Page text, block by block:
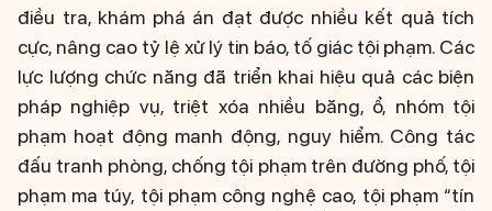
điều tra, khám phá án đạt được nhiều kết quả tích
cực, nâng cao tỷ lệ xử lý tin báo, tố giác tội phạm. Các
lực lượng chức năng đã triển khai hiệu quả các biện
pháp nghiệp vụ, triệt xóa nhiều băng, ổ, nhóm tội
phạm hoạt động manh động, nguy hiểm. Công tác
đấu tranh phòng, chống tội phạm trên đường phố, tội
phạm ma túy, tội phạm công nghệ cao, tội phạm “tín